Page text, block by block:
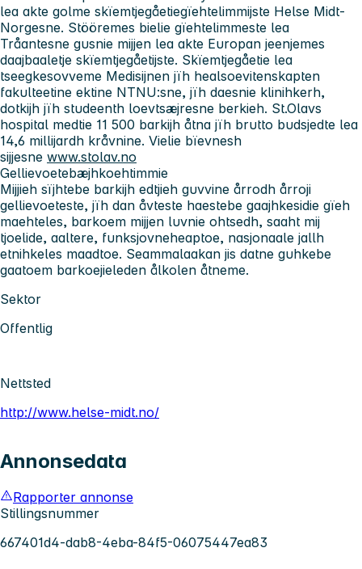
lea akte golme skïemtjegåetiegïehtelimmijste Helse Midt-
Norgesne. Stööremes bielie gïehtelimmeste lea
Tråantesne gusnie mijjen lea akte Europan jeenjemes
daajbaaletje skïemtjegåetijste. Skïemtjegåetie lea
tseegkesovveme Medisijnen jïh healsoevitenskapten
fakulteetine ektine NTNU:sne, jïh daesnie klinihkerh,
dotkijh jïh studeenth loevtsæjresne berkieh. St.Olavs
hospital medtie 11 500 barkijh åtna jïh brutto budsjedte lea
14,6 millijardh kråvnine. Vielie bïevnesh
sijjesne www.stolav.no
Gellievoetebæjhkoehtimmie
Mijjieh sïjhtebe barkijh edtjieh guvvine årrodh årroji
gellievoeteste, jïh dan åvteste haestebe gaajhkesidie gïeh
maehteles, barkoem mijjen luvnie ohtsedh, saaht mij
tjoelide, aaltere, funksjovneheaptoe, nasjonaale jallh
etnihkeles maadtoe. Seammalaakan jis datne guhkebe
gaatoem barkoejieleden ålkolen åtneme.
Sektor
Offentlig
Nettsted
http://www.helse-midt.no/
Annonsedata
Rapporter annonse
Stillingsnummer
667401d4-dab8-4eba-84f5-06075447ea83